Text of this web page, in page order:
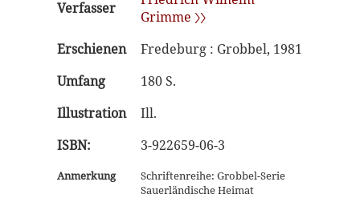
Verfasser
Grimme 〉〉
Erschienen
Fredeburg : Grobbel, 1981
Umfang
180 S.
Illustration
Ill.
ISBN:
3-922659-06-3
Anmerkung
Schriftenreihe: Grobbel-Serie
Sauerländische Heimat